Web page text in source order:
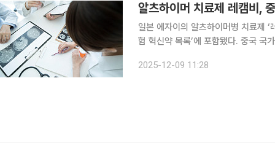
알츠하이머 치료제 레캠비,
일본 에자이의 알츠하이머병 치료제 ‘
험 혁신약 목록’에 포함됐다. 중국 국
는 장치라는 점에서, 접근성을 넓히는
2025-12-09 11:28